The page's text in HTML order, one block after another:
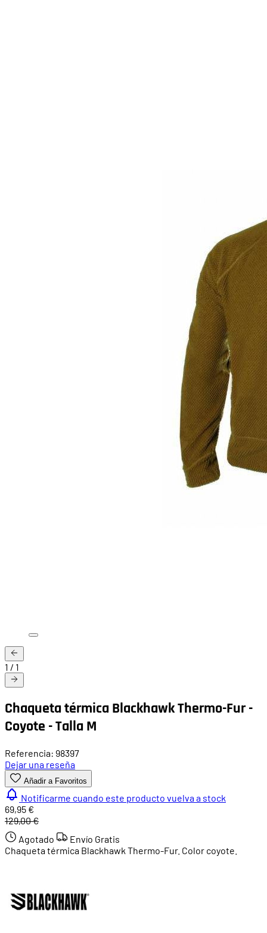
1 / 1
Chaqueta térmica Blackhawk Thermo-Fur -
Coyote - Talla M
Referencia: 98397
Dejar una reseña
Añadir a Favoritos
Notificarme cuando este producto vuelva a stock
69,95 €
129,00 €
Agotado
Envío Gratis
Chaqueta térmica Blackhawk Thermo-Fur. Color coyote.